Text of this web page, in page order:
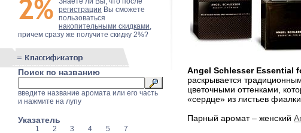
регистрации Вы сможете
пользоваться
накопительными скидками,
причем сразу же получите скидку 2%?
Поиск по названию
введите название аромата или его часть
и нажмите на лупу
Указатель
1 2 3 4 5
7
Angel Schlesser Essential
раскрывается
цветочными оттенками,
«сердце» из листьев
Парный аромат – женский